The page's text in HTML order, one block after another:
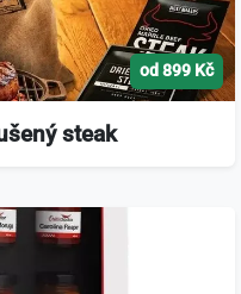
od 899 Kč
steak